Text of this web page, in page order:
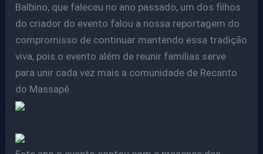
Balbino, que faleceu no ano passado, um dos filhos
do criador do evento falou a nossa reportagem do
compromisso de continuar mantendo essa tradição
viva, pois o evento além de reunir famílias serve
para unir cada vez mais a comunidade de Recanto
do Massapê.